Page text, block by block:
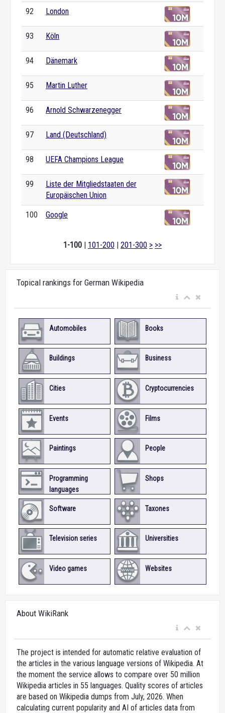
92 London
93 Köln
94 Dänemark
95 Martin Luther
96 Arnold Schwarzenegger
97 Land (Deutschland)
98 UEFA Champions League
99
Liste der Mitgliedstaaten der
Europäischen Union
100 Google
1-100 | 101-200 | 201-300 > >>
Topical rankings for German Wikipedia
Automobiles Books
Buildings Business
Cities Cryptocurrencies
Events Films
Paintings People
Programming
languages
Shops
Software Taxones
Television series Universities
Video games Websites
About WikiRank
The project is intended for automatic relative evaluation of
the articles in the various language versions of Wikipedia. At
the moment the service allows to compare over 50 million
Wikipedia articles in 55 languages. Quality scores of articles
are based on Wikipedia dumps from July, 2026. When
calculating current popularity and AI of articles data from